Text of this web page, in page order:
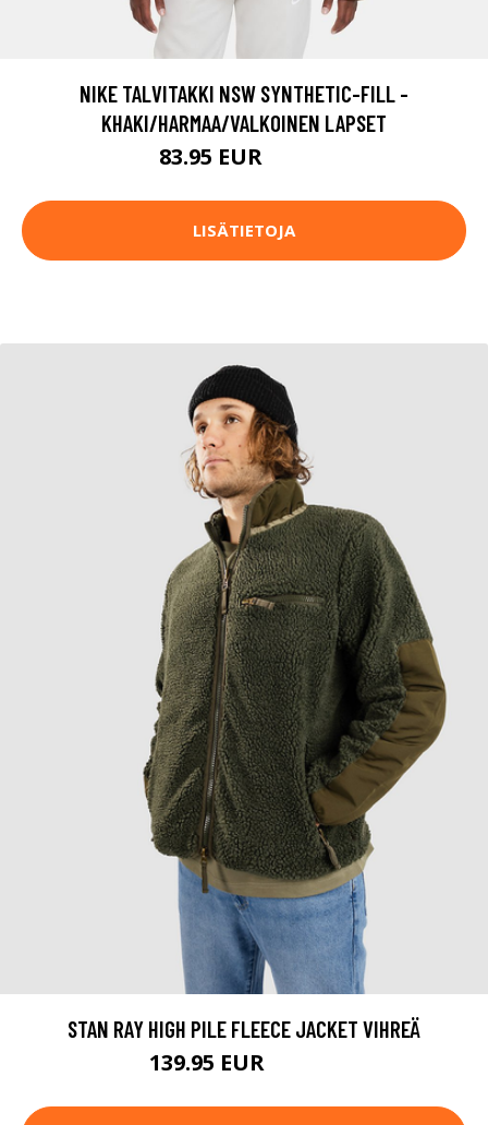
NIKE TALVITAKKI NSW SYNTHETIC-FILL -
KHAKI/HARMAA/VALKOINEN LAPSET
83.95 EUR
LISÄTIETOJA
STAN RAY HIGH PILE FLEECE JACKET VIHREÄ
139.95 EUR